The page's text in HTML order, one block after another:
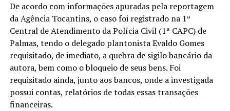
De acordo com informações apuradas pela reportagem
da Agência Tocantins, o caso foi registrado na 1ª
Central de Atendimento da Polícia Civil (1ª CAPC) de
Palmas, tendo o delegado plantonista Evaldo Gomes
requisitado, de imediato, a quebra de sigilo bancário da
autora, bem como o bloqueio de seus bens. Foi
requisitado ainda, junto aos bancos, onde a investigada
possui contas, relatórios de todas essas transações
financeiras.